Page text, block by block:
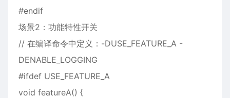
#endif
场景2：功能特性开关
// 在编译命令中定义：-DUSE_FEATURE_A -
DENABLE_LOGGING
#ifdef USE_FEATURE_A
void featureA() {